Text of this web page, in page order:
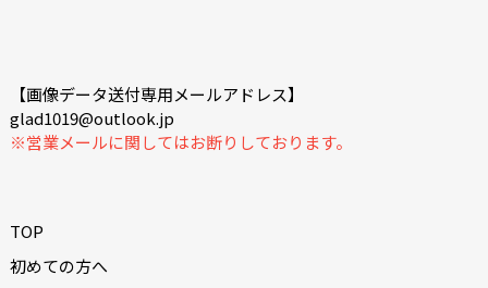
【画像データ送付専用メールアドレス】
glad1019@outlook.jp
※営業メールに関してはお断りしております。
TOP
初めての方へ